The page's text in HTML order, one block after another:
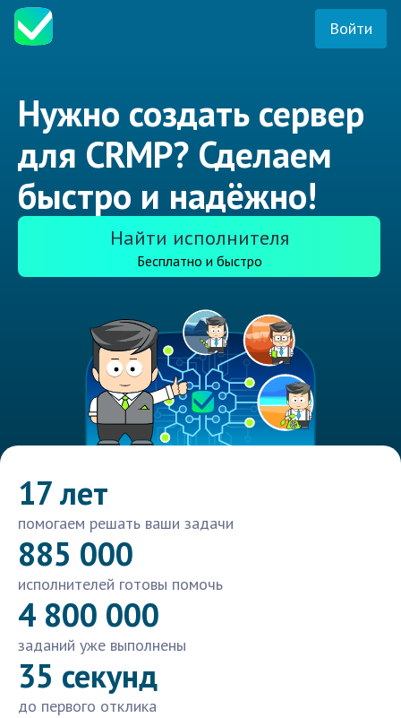
Войти
Нужно создать сервер
для CRMP? Сделаем
быстро и надёжно!
Найти исполнителя
Бесплатно и быстро
17 лет
помогаем решать ваши задачи
885 000
исполнителей готовы помочь
4 800 000
заданий уже выполнены
35 секунд
до первого отклика